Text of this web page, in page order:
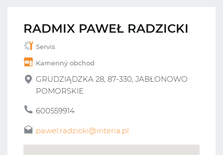
RADMIX PAWEŁ RADZICKI
Servis
Kamenný obchod
GRUDZIĄDZKA 28, 87-330, JABŁONOWO
POMORSKIE
600559914
pawel.radzicki@interia.pl